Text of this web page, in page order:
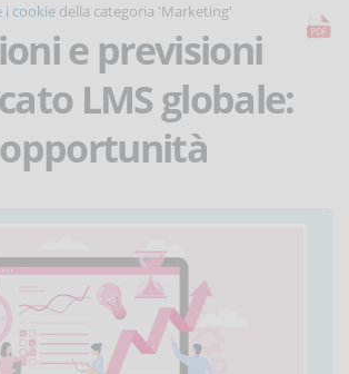
i cookie della categoria 'Marketing'
e previsioni
LMS globale: